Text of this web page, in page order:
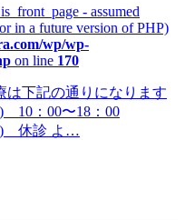
- assumed
in a future version of PHP)
wp/wp-
on line 170
は下記の通りになります
10：00〜18：00
) 休診 よ…